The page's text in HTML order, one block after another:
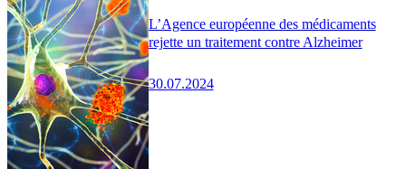
L’Agence européenne des médicaments
rejette un traitement contre Alzheimer
30.07.2024